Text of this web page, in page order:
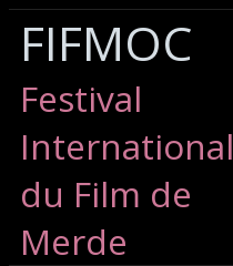
FIFMOC
Festival
International
du Film de
Merde